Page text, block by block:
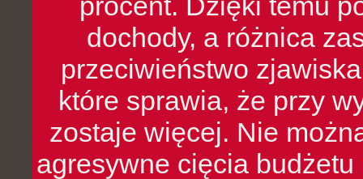
dochody, a różnica
przeciwieństwo
które sprawia, że przy
zostaje więcej. Nie
agresywne cięcia